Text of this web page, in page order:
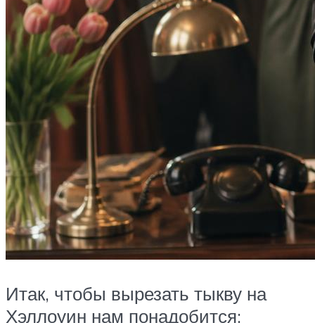
Итак, чтобы вырезать тыкву на
Хэллоуин нам понадобится: